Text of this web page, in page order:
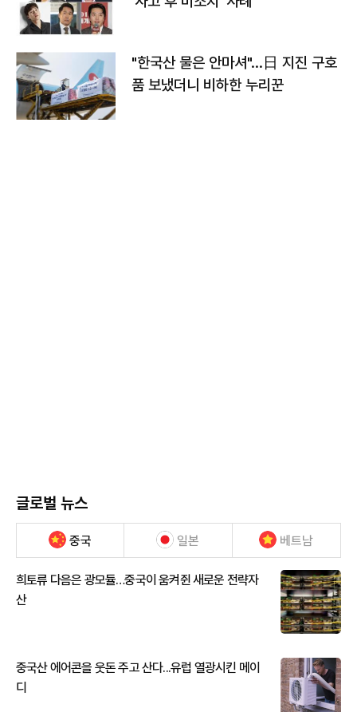
"한국산 물은 안마셔"…日 지진 구호
품 보냈더니 비하한 누리꾼
글로벌 뉴스
중국 일본 베트남
희토류 다음은 광모듈…중국이 움켜쥔 새로운 전략자
산
중국산 에어콘을 웃돈 주고 산다...유럽 열광시킨 메이
디